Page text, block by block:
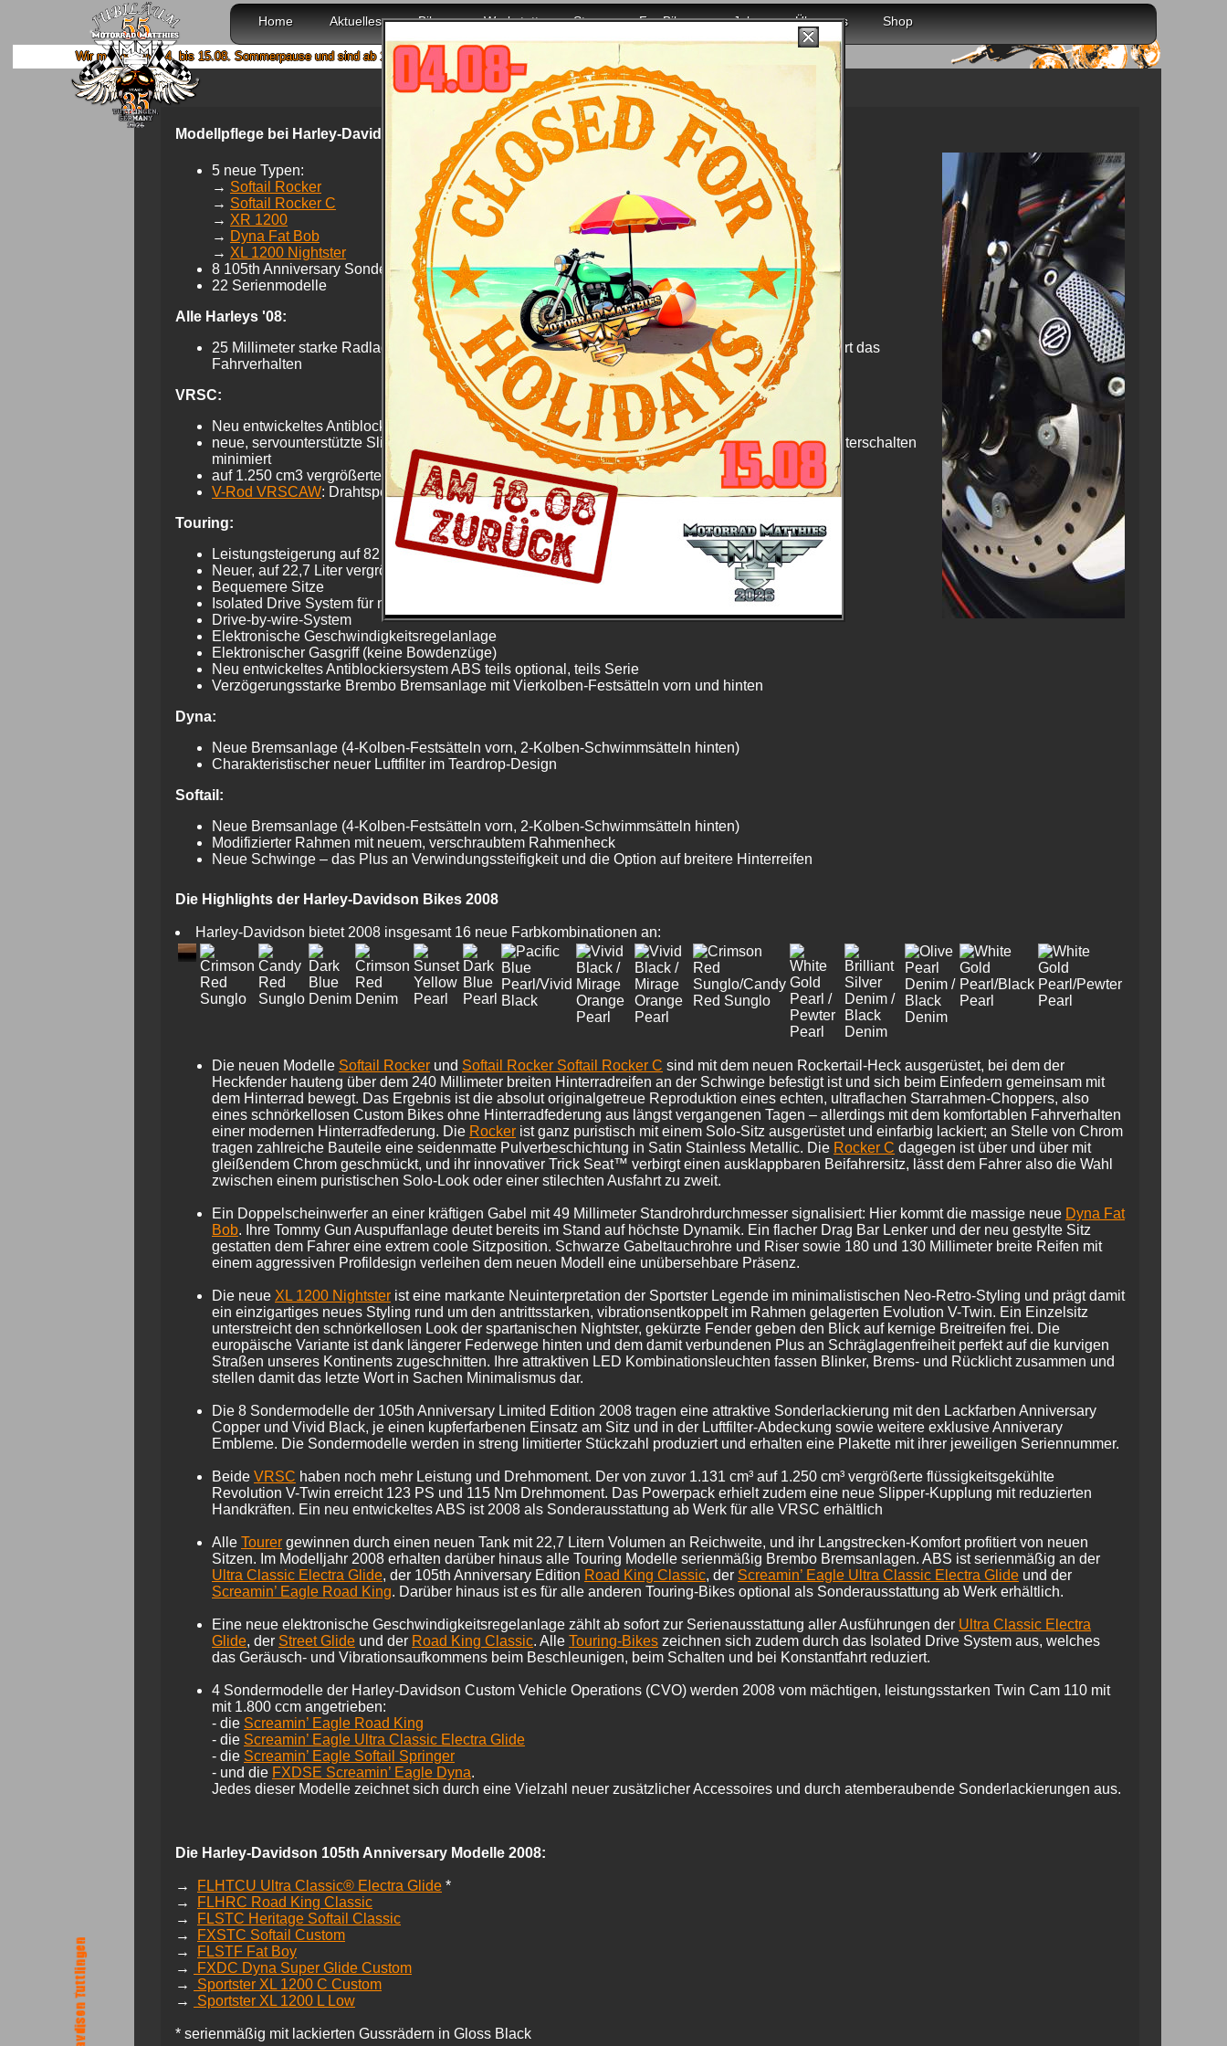
Home Aktuelles Bikes Werkstatt Store For Bikers Jobs Über uns Shop
machen von 4. bis 15.08. Sommerpause und sind ab 18.08. wieder mit voller Power für Euch da!
Schneller, höher, weiter!
Modellpflege bei Harley-Davidson 2008:
5 neue Typen:
→ Softail Rocker
→ Softail Rocker C
→ XR 1200
→ Dyna Fat Bob
→ XL 1200 Nightster
8 105th Anniversary Sondertypen
22 Serienmodelle
Alle Harleys '08:
25 Millimeter starke Radlager und hohlgebohrte Radachsen - torsionssteifere Konstruktion optimiert das
Fahrverhalten
VRSC:
Neu entwickeltes Antiblockiersystem ABS optional
neue, servounterstützte Slipper-Kupplung, die das Stempeln des Hinterrads beim schnellen Herunterschalten
minimiert
auf 1.250 cm3 vergrößerter Revolution V-Twin mit 125 PS (92 kW)
V-Rod VRSCAW: Drahtspeichenrad vorn ab Werk
Touring:
Leistungsteigerung auf 82 PS (60 kW)
Neuer, auf 22,7 Liter vergrößerter Tank
Bequemere Sitze
Isolated Drive System für noch geschmeidigere Kraftübertragung
Drive-by-wire-System
Elektronische Geschwindigkeitsregelanlage
Elektronischer Gasgriff (keine Bowdenzüge)
Neu entwickeltes Antiblockiersystem ABS teils optional, teils Serie
Verzögerungsstarke Brembo Bremsanlage mit Vierkolben-Festsätteln vorn und hinten
Dyna:
Neue Bremsanlage (4-Kolben-Festsätteln vorn, 2-Kolben-Schwimmsätteln hinten)
Charakteristischer neuer Luftfilter im Teardrop-Design
Softail:
Neue Bremsanlage (4-Kolben-Festsätteln vorn, 2-Kolben-Schwimmsätteln hinten)
Modifizierter Rahmen mit neuem, verschraubtem Rahmenheck
Neue Schwinge – das Plus an Verwindungssteifigkeit und die Option auf breitere Hinterreifen
Die Highlights der Harley-Davidson Bikes 2008
Harley-Davidson bietet 2008 insgesamt 16 neue Farbkombinationen an:
Die neuen Modelle Softail Rocker und Softail Rocker Softail Rocker C sind mit dem neuen Rockertail-Heck ausgerüstet, bei dem der
Heckfender hauteng über dem 240 Millimeter breiten Hinterradreifen an der Schwinge befestigt ist und sich beim Einfedern gemeinsam mit
dem Hinterrad bewegt. Das Ergebnis ist die absolut originalgetreue Reproduktion eines echten, ultraflachen Starrahmen-Choppers, also
eines schnörkellosen Custom Bikes ohne Hinterradfederung aus längst vergangenen Tagen – allerdings mit dem komfortablen Fahrverhalten
einer modernen Hinterradfederung. Die Rocker ist ganz puristisch mit einem Solo-Sitz ausgerüstet und einfarbig lackiert; an Stelle von Chrom
tragen zahlreiche Bauteile eine seidenmatte Pulverbeschichtung in Satin Stainless Metallic. Die Rocker C dagegen ist über und über mit
gleißendem Chrom geschmückt, und ihr innovativer Trick Seat™ verbirgt einen ausklappbaren Beifahrersitz, lässt dem Fahrer also die Wahl
zwischen einem puristischen Solo-Look oder einer stilechten Ausfahrt zu zweit.
Ein Doppelscheinwerfer an einer kräftigen Gabel mit 49 Millimeter Standrohrdurchmesser signalisiert: Hier kommt die massige neue Dyna Fat
Bob. Ihre Tommy Gun Auspuffanlage deutet bereits im Stand auf höchste Dynamik. Ein flacher Drag Bar Lenker und der neu gestylte Sitz
gestatten dem Fahrer eine extrem coole Sitzposition. Schwarze Gabeltauchrohre und Riser sowie 180 und 130 Millimeter breite Reifen mit
einem aggressiven Profildesign verleihen dem neuen Modell eine unübersehbare Präsenz.
Die neue XL 1200 Nightster ist eine markante Neuinterpretation der Sportster Legende im minimalistischen Neo-Retro-Styling und prägt damit
ein einzigartiges neues Styling rund um den antrittsstarken, vibrationsentkoppelt im Rahmen gelagerten Evolution V-Twin. Ein Einzelsitz
unterstreicht den schnörkellosen Look der spartanischen Nightster, gekürzte Fender geben den Blick auf kernige Breitreifen frei. Die
europäische Variante ist dank längerer Federwege hinten und dem damit verbundenen Plus an Schräglagenfreiheit perfekt auf die kurvigen
Straßen unseres Kontinents zugeschnitten. Ihre attraktiven LED Kombinationsleuchten fassen Blinker, Brems- und Rücklicht zusammen und
stellen damit das letzte Wort in Sachen Minimalismus dar.
Die 8 Sondermodelle der 105th Anniversary Limited Edition 2008 tragen eine attraktive Sonderlackierung mit den Lackfarben Anniversary
Copper und Vivid Black, je einen kupferfarbenen Einsatz am Sitz und in der Luftfilter-Abdeckung sowie weitere exklusive Anniverary
Embleme. Die Sondermodelle werden in streng limitierter Stückzahl produziert und erhalten eine Plakette mit ihrer jeweiligen Seriennummer.
Beide VRSC haben noch mehr Leistung und Drehmoment. Der von zuvor 1.131 cm³ auf 1.250 cm³ vergrößerte flüssigkeitsgekühlte
Revolution V-Twin erreicht 123 PS und 115 Nm Drehmoment. Das Powerpack erhielt zudem eine neue Slipper-Kupplung mit reduzierten
Handkräften. Ein neu entwickeltes ABS ist 2008 als Sonderausstattung ab Werk für alle VRSC erhältlich
Alle Tourer gewinnen durch einen neuen Tank mit 22,7 Litern Volumen an Reichweite, und ihr Langstrecken-Komfort profitiert von neuen
Sitzen. Im Modelljahr 2008 erhalten darüber hinaus alle Touring Modelle serienmäßig Brembo Bremsanlagen. ABS ist serienmäßig an der
Ultra Classic Electra Glide, der 105th Anniversary Edition Road King Classic, der Screamin’ Eagle Ultra Classic Electra Glide und der
Screamin’ Eagle Road King. Darüber hinaus ist es für alle anderen Touring-Bikes optional als Sonderausstattung ab Werk erhältlich.
Eine neue elektronische Geschwindigkeitsregelanlage zählt ab sofort zur Serienausstattung aller Ausführungen der Ultra Classic Electra
Glide, der Street Glide und der Road King Classic. Alle Touring-Bikes zeichnen sich zudem durch das Isolated Drive System aus, welches
das Geräusch- und Vibrationsaufkommens beim Beschleunigen, beim Schalten und bei Konstantfahrt reduziert.
4 Sondermodelle der Harley-Davidson Custom Vehicle Operations (CVO) werden 2008 vom mächtigen, leistungsstarken Twin Cam 110 mit
mit 1.800 ccm angetrieben:
- die Screamin’ Eagle Road King
- die Screamin’ Eagle Ultra Classic Electra Glide
- die Screamin’ Eagle Softail Springer
- und die FXDSE Screamin’ Eagle Dyna.
Jedes dieser Modelle zeichnet sich durch eine Vielzahl neuer zusätzlicher Accessoires und durch atemberaubende Sonderlackierungen aus.
Die Harley-Davidson 105th Anniversary Modelle 2008:
→ FLHTCU Ultra Classic® Electra Glide *
→
FLHRC Road King Classic
→
FLSTC Heritage Softail Classic
→
FXSTC Softail Custom
→
FLSTF Fat Boy
→
FXDC Dyna Super Glide Custom
→
Sportster XL 1200 C Custom
→
Sportster XL 1200 L Low
* serienmäßig mit lackierten Gussrädern in Gloss Black